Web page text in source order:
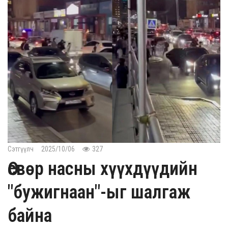
Сэтгүүлч 2025/10/06 327
Өсвөр насны хүүхдүүдийн
"бужигнаан"-ыг шалгаж
байна